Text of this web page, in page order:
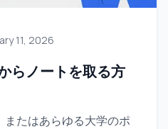
11, 2026
らノートを取る方
たはあらゆる大学のポ